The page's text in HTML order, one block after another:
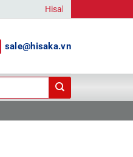
Hisaka | Your Automation
sale@hisaka.vn